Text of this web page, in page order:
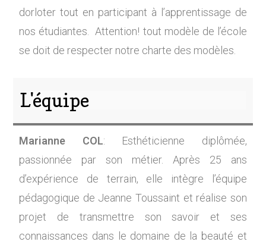
dorloter tout en participant à l’apprentissage de
nos étudiantes. Attention! tout modèle de l’école
se doit de respecter notre charte des modèles.
L'équipe
Marianne COL: Esthéticienne diplômée,
passionnée par son métier. Après 25 ans
d’expérience de terrain, elle intègre l’équipe
pédagogique de Jeanne Toussaint et réalise son
projet de transmettre son savoir et ses
connaissances dans le domaine de la beauté et